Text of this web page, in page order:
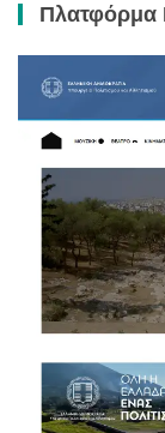
Πλατφόρμα